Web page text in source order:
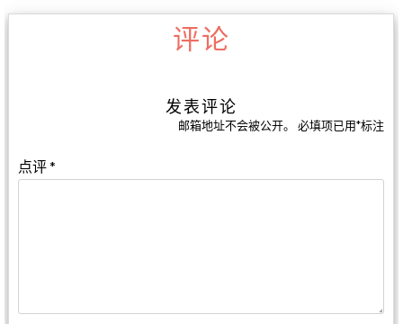
评论
发表评论
邮箱地址不会被公开。 必填项已用*标注
点评*